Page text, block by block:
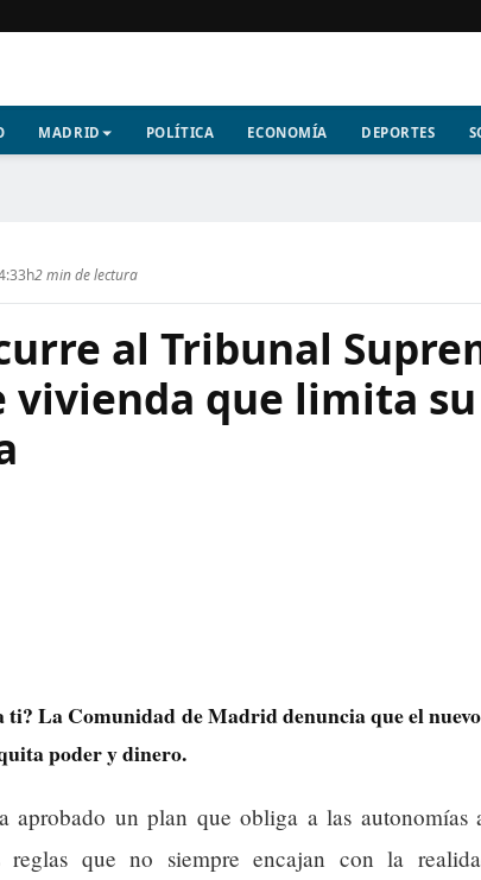
MADRID POLÍTICA ECONOMÍA DEPORTES
2 min de lectura
al Tribunal
vivienda que limita su
ti? La Comunidad de Madrid denuncia que el
poder y dinero.
aprobado un plan que obliga a las autonomías
reglas que no siempre encajan con la